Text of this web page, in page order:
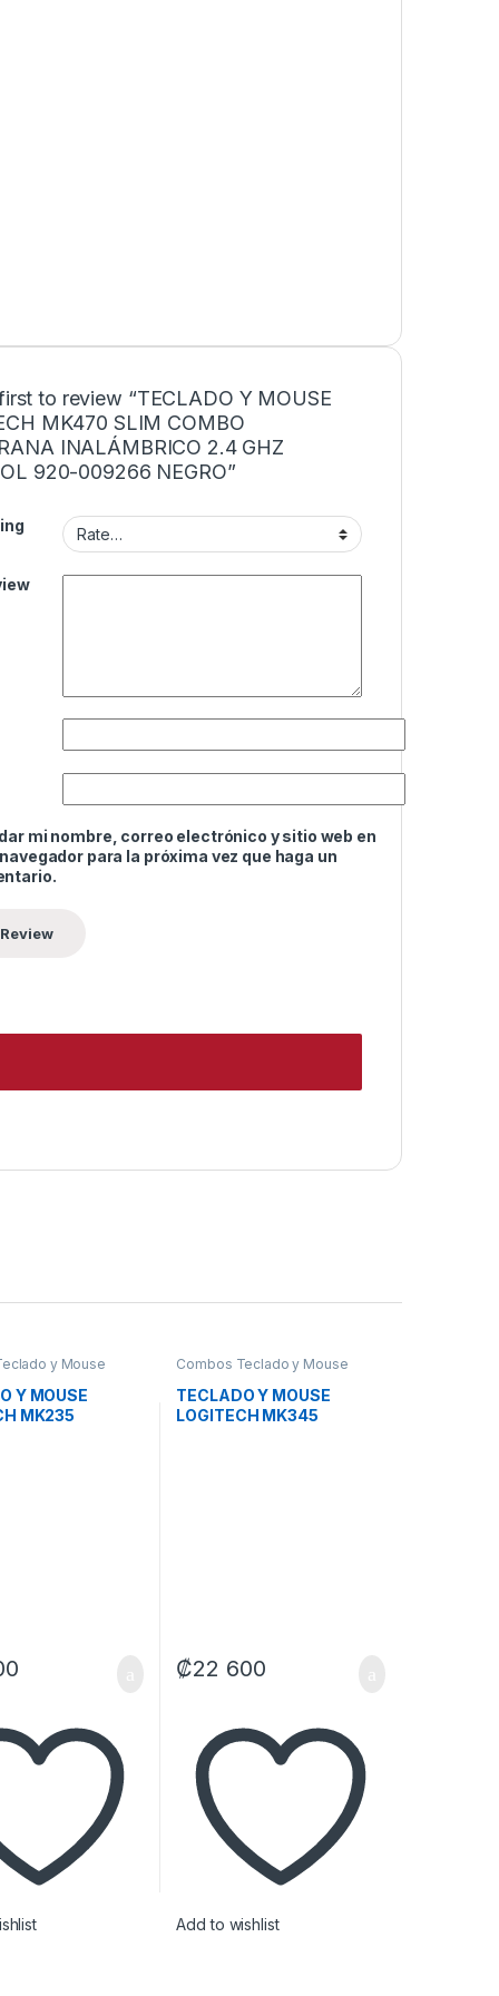
to review “TECLADO Y MOUSE
MK470 SLIM COMBO
INALÁMBRICO 2.4 GHZ
920-009266 NEGRO”
mi nombre, correo electrónico y sitio web en
para la próxima vez que haga un
y Mouse
Y MOUSE
MK235
Combos Teclado y Mouse
TECLADO Y MOUSE
LOGITECH MK345
₡22 600
Add to wishlist